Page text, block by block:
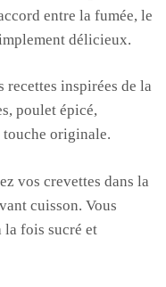
entre la fumée, le
délicieux.
recettes inspirées de la
poulet épicé,
originale.
vos crevettes dans la
cuisson. Vous
la fois sucré et